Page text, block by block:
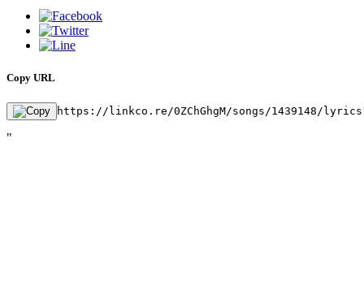
Copy URL
https://linkco.re/0ZChGhgM/songs/1439148/
"